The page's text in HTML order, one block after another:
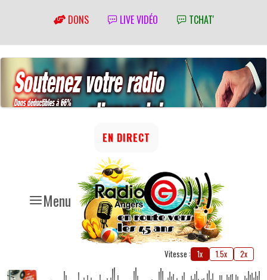
DONS LIVE VIDÉO TCHAT'
Menu
EN DIRECT
Vitesse : 1x 1.5x 2x